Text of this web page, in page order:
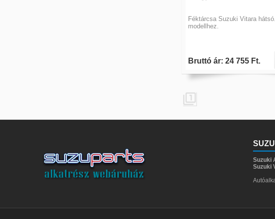
Féktárcsa Suzuki Vitara
modellhez.
Bruttó ár: 24 755 Ft.

Suzuki
Suzuki